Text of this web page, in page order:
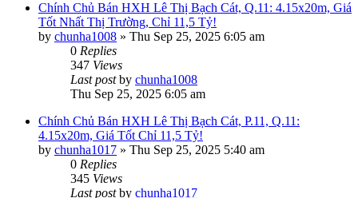
Chính Chủ Bán HXH Lê Thị Bạch Cát, Q.11: 4.15x20m, Giá
Tốt Nhất Thị Trường, Chỉ 11,5 Tỷ!
by chunha1008 » Thu Sep 25, 2025 6:05 am
0 Replies
347 Views
Last postby chunha1008
Thu Sep 25, 2025 6:05 am
Chính Chủ Bán HXH Lê Thị Bạch Cát, P.11, Q.11:
4.15x20m, Giá Tốt Chỉ 11,5 Tỷ!
by chunha1017 » Thu Sep 25, 2025 5:40 am
0 Replies
345 Views
Last postby chunha1017